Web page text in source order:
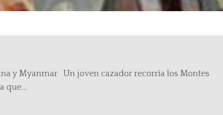
y Myanmar Un joven cazador recorría los Montes
que…